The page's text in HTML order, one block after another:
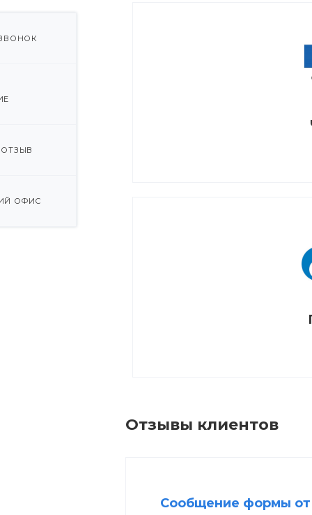
ОФИС
Отзывы клиентов
Сообщение формы